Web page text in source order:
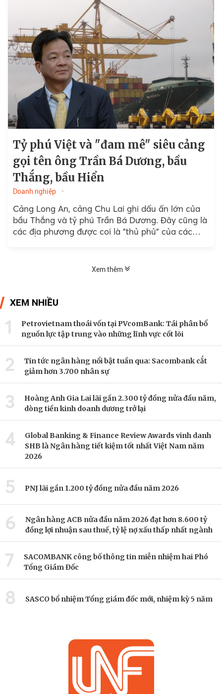
Tỷ phú Việt và "đam mê" siêu cảng
gọi tên ông Trần Bá Dương, bầu
Thắng, bầu Hiển
Doanh nghiệp
Cảng Long An, cảng Chu Lai ghi dấu ấn lớn của
bầu Thắng và tỷ phú Trần Bá Dương. Đây cũng là
các địa phương được coi là "thủ phủ" của các
Xem thêm
XEM NHIỀU
1
Petrovietnam thoái vốn tại PVcomBank: Tái phân bổ
nguồn lực tập trung vào những lĩnh vực cốt lõi
2
Tin tức ngân hàng nổi bật tuần qua: Sacombank cắt
giảm hơn 3.700 nhân sự
3
Hoàng Anh Gia Lai lãi gần 2.300 tỷ đồng nửa đầu năm,
dòng tiền kinh doanh dương trở lại
4
Global Banking & Finance Review Awards vinh danh
SHB là Ngân hàng tiết kiệm tốt nhất Việt Nam năm
2026
5 PNJ lãi gần 1.200 tỷ đồng nửa đầu năm 2026
6
Ngân hàng ACB nửa đầu năm 2026 đạt hơn 8.600 tỷ
đồng lợi nhuận sau thuế, tỷ lệ nợ xấu thấp nhất ngành
7
SACOMBANK công bố thông tin miễn nhiệm hai Phó
Tổng Giám Đốc
8 SASCO bổ nhiệm Tổng giám đốc mới, nhiệm kỳ 5 năm